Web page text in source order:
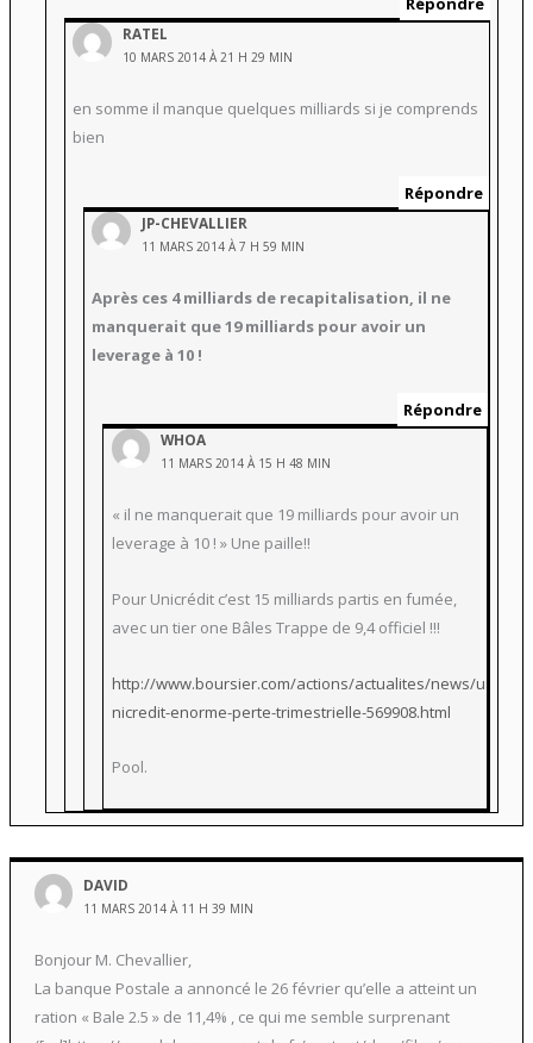
RATEL
10 MARS 2014 À 21 H 29 MIN
en somme il manque quelques milliards si je comprends
bien
Répondre
JP-CHEVALLIER
11 MARS 2014 À 7 H 59 MIN
Après ces 4 milliards de recapitalisation, il ne
manquerait que 19 milliards pour avoir un
leverage à 10 !
Répondre
WHOA
11 MARS 2014 À 15 H 48 MIN
« il ne manquerait que 19 milliards pour avoir un
leverage à 10 ! » Une paille!!
Pour Unicrédit c’est 15 milliards partis en fumée,
avec un tier one Bâles Trappe de 9,4 officiel !!!
http://www.boursier.com/actions/actualites/news/u
nicredit-enorme-perte-trimestrielle-569908.html
Pool.
DAVID
11 MARS 2014 À 11 H 39 MIN
Bonjour M. Chevallier,
La banque Postale a annoncé le 26 février qu’elle a atteint un
ration « Bale 2.5 » de 11,4% , ce qui me semble surprenant